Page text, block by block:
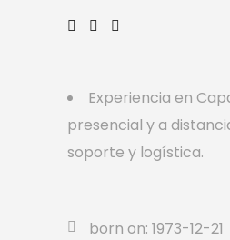
Experiencia en
presencial y a
soporte y logística.
born on: 1973-12-21